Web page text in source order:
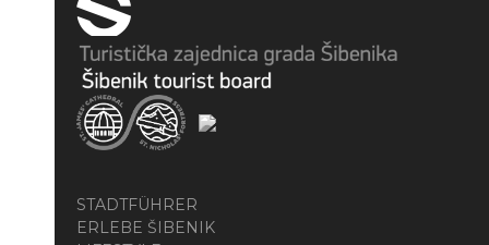
STADTFÜHRER
ERLEBE ŠIBENIK